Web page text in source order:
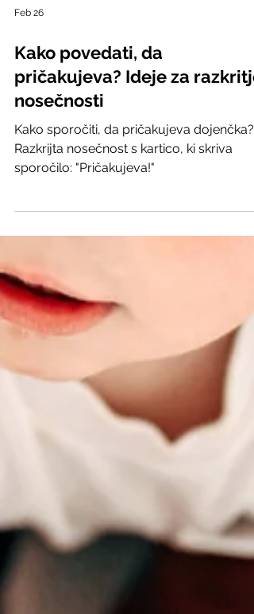
Kako povedati, da
pričakujeva? Ideje za razkritje
nosečnosti
Kako sporočiti, da pričakujeva dojenčka?
Razkrijta nosečnost s kartico, ki skriva